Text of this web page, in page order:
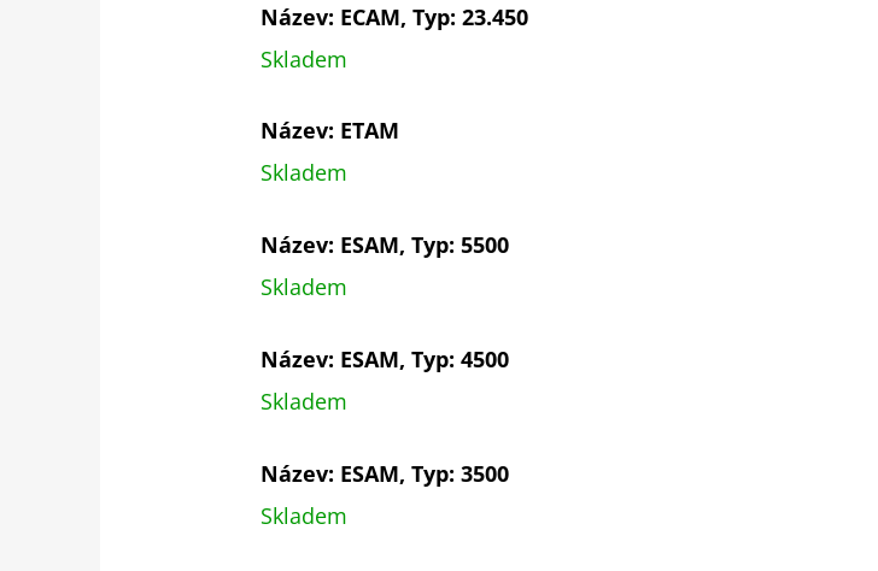
Název: ECAM, Typ: 23.450
Skladem
Název: ETAM
Skladem
Název: ESAM, Typ: 5500
Skladem
Název: ESAM, Typ: 4500
Skladem
Název: ESAM, Typ: 3500
Skladem